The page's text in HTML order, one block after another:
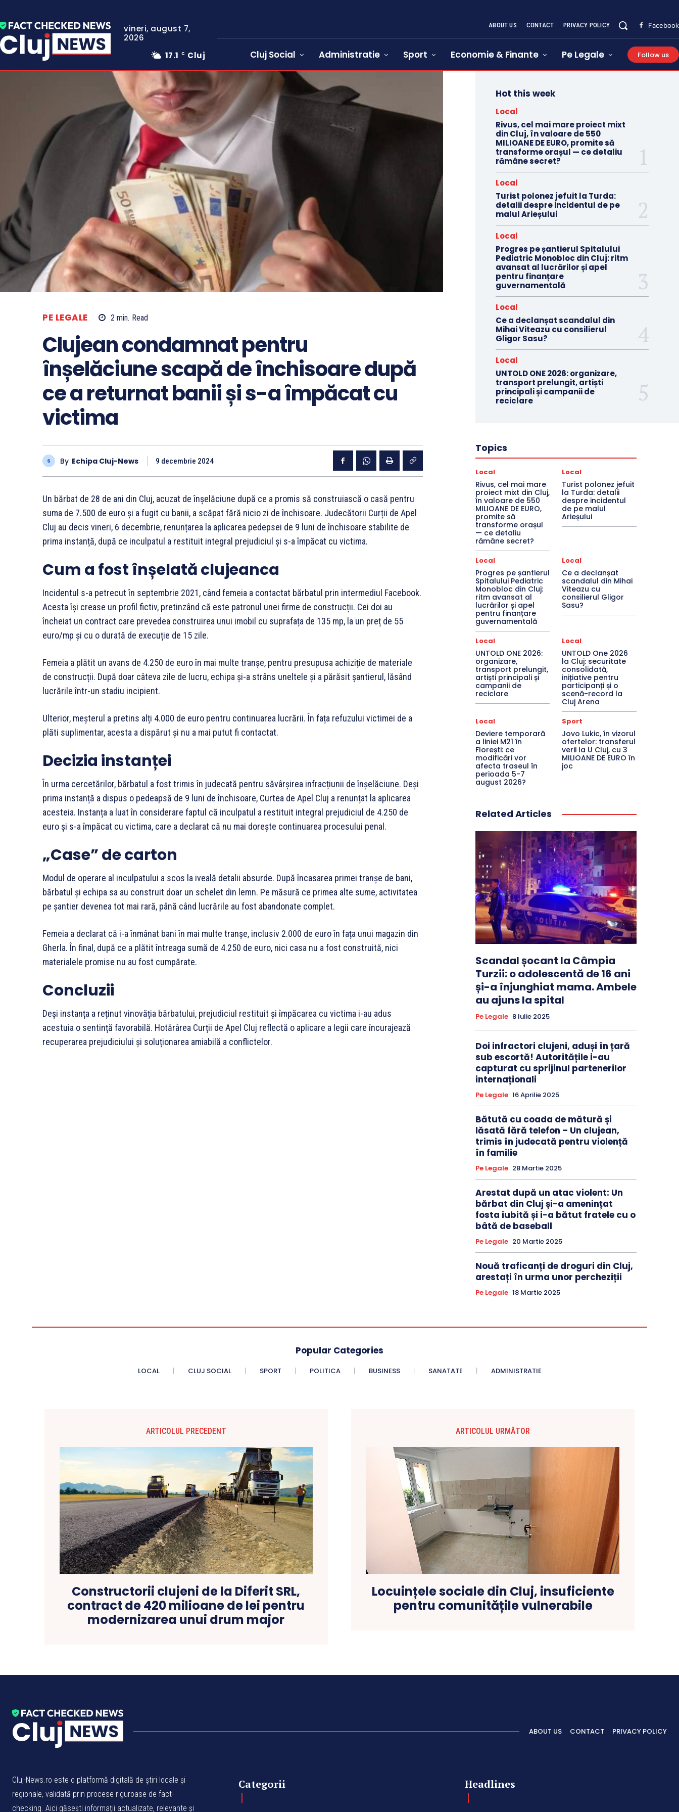
vineri, august 7,
2026
17.1
C Cluj
ABOUT US CONTACT PRIVACY POLICY Facebook
Cluj Social Administratie Sport Economie & Finante Pe Legale Follow us
PE LEGALE 2 min. Read
Clujean condamnat pentru
înșelăciune scapă de închisoare după
ce a returnat banii și s-a împăcat cu
victima
By Echipa Cluj-News 9 decembrie 2024
Un bărbat de 28 de ani din Cluj, acuzat de înșelăciune după ce a promis să construiască o casă pentru
suma de 7.500 de euro și a fugit cu banii, a scăpat fără nicio zi de închisoare. Judecătorii Curții de Apel
Cluj au decis vineri, 6 decembrie, renunțarea la aplicarea pedepsei de 9 luni de închisoare stabilite de
prima instanță, după ce inculpatul a restituit integral prejudiciul și s-a împăcat cu victima.
Cum a fost înșelată clujeanca
Incidentul s-a petrecut în septembrie 2021, când femeia a contactat bărbatul prin intermediul Facebook.
Acesta își crease un profil fictiv, pretinzând că este patronul unei firme de construcții. Cei doi au
încheiat un contract care prevedea construirea unui imobil cu suprafața de 135 mp, la un preț de 55
euro/mp și cu o durată de execuție de 15 zile.
Femeia a plătit un avans de 4.250 de euro în mai multe tranșe, pentru presupusa achiziție de materiale
de construcții. După doar câteva zile de lucru, echipa și-a strâns uneltele și a părăsit șantierul, lăsând
lucrările într-un stadiu incipient.
Ulterior, meșterul a pretins alți 4.000 de euro pentru continuarea lucrării. În fața refuzului victimei de a
plăti suplimentar, acesta a dispărut și nu a mai putut fi contactat.
Decizia instanței
În urma cercetărilor, bărbatul a fost trimis în judecată pentru săvârșirea infracțiunii de înșelăciune. Deși
prima instanță a dispus o pedeapsă de 9 luni de închisoare, Curtea de Apel Cluj a renunțat la aplicarea
acesteia. Instanța a luat în considerare faptul că inculpatul a restituit integral prejudiciul de 4.250 de
euro și s-a împăcat cu victima, care a declarat că nu mai dorește continuarea procesului penal.
„Case” de carton
Modul de operare al inculpatului a scos la iveală detalii absurde. După încasarea primei tranșe de bani,
bărbatul și echipa sa au construit doar un schelet din lemn. Pe măsură ce primea alte sume, activitatea
pe șantier devenea tot mai rară, până când lucrările au fost abandonate complet.
Femeia a declarat că i-a înmânat bani în mai multe tranșe, inclusiv 2.000 de euro în fața unui magazin din
Gherla. În final, după ce a plătit întreaga sumă de 4.250 de euro, nici casa nu a fost construită, nici
materialele promise nu au fost cumpărate.
Concluzii
Deși instanța a reținut vinovăția bărbatului, prejudiciul restituit și împăcarea cu victima i-au adus
acestuia o sentință favorabilă. Hotărârea Curții de Apel Cluj reflectă o aplicare a legii care încurajează
recuperarea prejudiciului și soluționarea amiabilă a conflictelor.
Hot this week
Local
Rivus, cel mai mare proiect mixt
din Cluj, în valoare de 550
MILIOANE DE EURO, promite să
transforme orașul — ce detaliu
rămâne secret?
Local
Turist polonez jefuit la Turda:
detalii despre incidentul de pe
malul Arieșului
Local
Progres pe șantierul Spitalului
Pediatric Monobloc din Cluj: ritm
avansat al lucrărilor și apel
pentru finanțare
guvernamentală
Local
Ce a declanșat scandalul din
Mihai Viteazu cu consilierul
Gligor Sasu?
Local
UNTOLD ONE 2026: organizare,
transport prelungit, artiști
principali și campanii de
reciclare
Topics
Local
Rivus, cel mai mare
proiect mixt din Cluj,
în valoare de 550
MILIOANE DE EURO,
promite să
transforme orașul
— ce detaliu
rămâne secret?
Local
Turist polonez jefuit
la Turda: detalii
despre incidentul
de pe malul
Arieșului
Local
Progres pe șantierul
Spitalului Pediatric
Monobloc din Cluj:
ritm avansat al
lucrărilor și apel
pentru finanțare
guvernamentală
Local
Ce a declanșat
scandalul din Mihai
Viteazu cu
consilierul Gligor
Sasu?
Local
UNTOLD ONE 2026:
organizare,
transport prelungit,
artiști principali și
campanii de
reciclare
Local
UNTOLD One 2026
la Cluj: securitate
consolidată,
inițiative pentru
participanți și o
scenă-record la
Cluj Arena
Local
Deviere temporară
a liniei M21 în
Florești: ce
modificări vor
afecta traseul în
perioada 5-7
august 2026?
Sport
Jovo Lukic, în vizorul
ofertelor: transferul
verii la U Cluj, cu 3
MILIOANE DE EURO în
joc
Related Articles
Scandal șocant la Câmpia
Turzii: o adolescentă de 16 ani
și-a înjunghiat mama. Ambele
au ajuns la spital
Pe Legale 8 Iulie 2025
Doi infractori clujeni, aduși în țară
sub escortă! Autoritățile i-au
capturat cu sprijinul partenerilor
internaționali
Pe Legale 16 Aprilie 2025
Bătută cu coada de mătură și
lăsată fără telefon – Un clujean,
trimis în judecată pentru violență
în familie
Pe Legale 28 Martie 2025
Arestat după un atac violent: Un
bărbat din Cluj și-a amenințat
fosta iubită și i-a bătut fratele cu o
bâtă de baseball
Pe Legale 20 Martie 2025
Nouă traficanți de droguri din Cluj,
arestați în urma unor percheziții
Pe Legale 18 Martie 2025
Popular Categories
LOCAL CLUJ SOCIAL SPORT POLITICA BUSINESS SANATATE ADMINISTRATIE
ARTICOLUL PRECEDENT
Constructorii clujeni de la Diferit SRL,
contract de 420 milioane de lei pentru
modernizarea unui drum major
ARTICOLUL URMĂTOR
Locuințele sociale din Cluj, insuficiente
pentru comunitățile vulnerabile
ABOUT US CONTACT PRIVACY POLICY
Cluj-News.ro este o platformă digitală de știri locale și
regionale, validată prin procese riguroase de fact-
checking. Aici găsești informații actualizate, relevante și
Categorii Headlines